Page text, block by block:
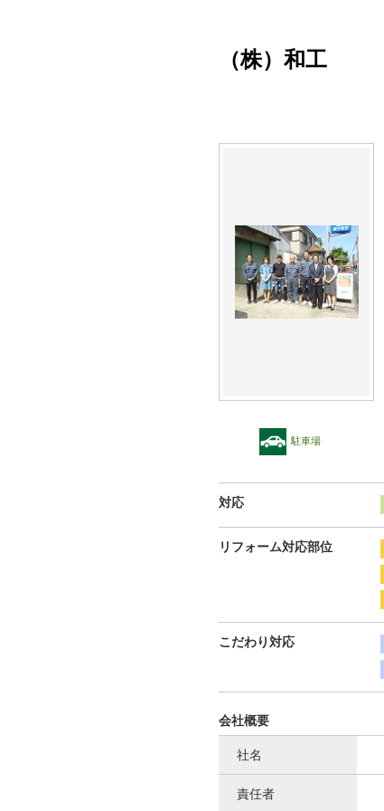
（株）和工
駐車場
対応
リフォーム対応部位
こだわり対応
会社概要
社名
責任者